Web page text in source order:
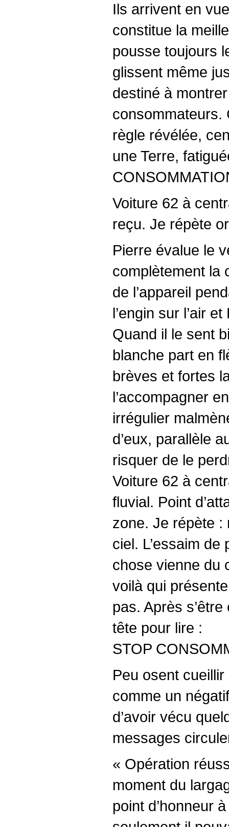
Ils arrivent en
constitue la
pousse toujours
glissent même
destiné à
consommateurs.
règle révélée,
une Terre,
Voiture 62 à
reçu. Je répète
Pierre évalue le
complètement la
de l’appareil
l’engin sur l’air
Quand il le sent
blanche part en
brèves et fortes
l’accompagner
irrégulier
d’eux, parallèle
risquer de le
Voiture 62 à
fluvial. Point
zone. Je répète :
ciel. L’essaim
chose vienne du
voilà qui
pas. Après
tête pour lire :
STOP
Peu osent
comme un
d’avoir vécu
messages
« Opération
moment du
point d’honneur